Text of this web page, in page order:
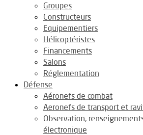
Groupes
Constructeurs
Equipementiers
Hélicoptéristes
Financements
Salons
Réglementation
Défense
Aéronefs de combat
Aeronefs de transport et
Observation,
électronique